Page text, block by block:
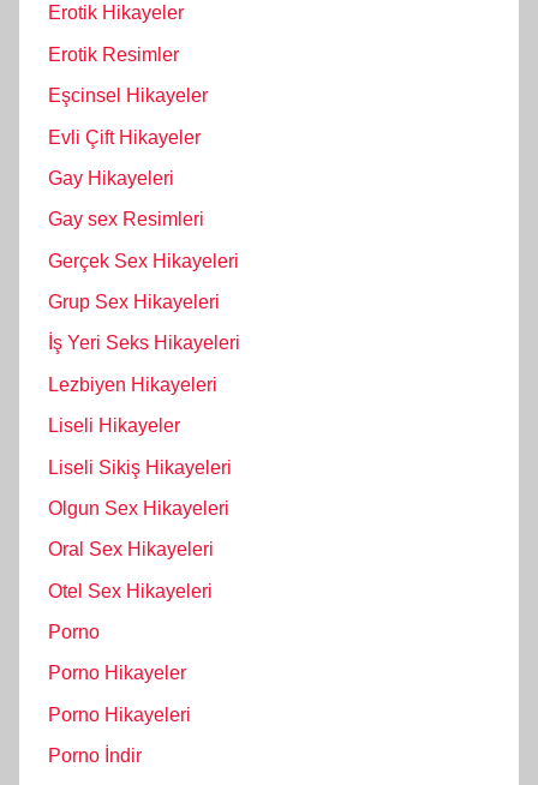
Erotik Hikayeler
Erotik Resimler
Eşcinsel Hikayeler
Evli Çift Hikayeler
Gay Hikayeleri
Gay sex Resimleri
Gerçek Sex Hikayeleri
Grup Sex Hikayeleri
İş Yeri Seks Hikayeleri
Lezbiyen Hikayeleri
Liseli Hikayeler
Liseli Sikiş Hikayeleri
Olgun Sex Hikayeleri
Oral Sex Hikayeleri
Otel Sex Hikayeleri
Porno
Porno Hikayeler
Porno Hikayeleri
Porno İndir